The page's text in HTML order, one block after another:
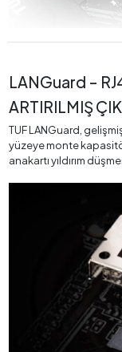
LANGuard –
ARTIRILMIŞ
TUF LANGuard,
yüzeye monte
anakartı yıldırım